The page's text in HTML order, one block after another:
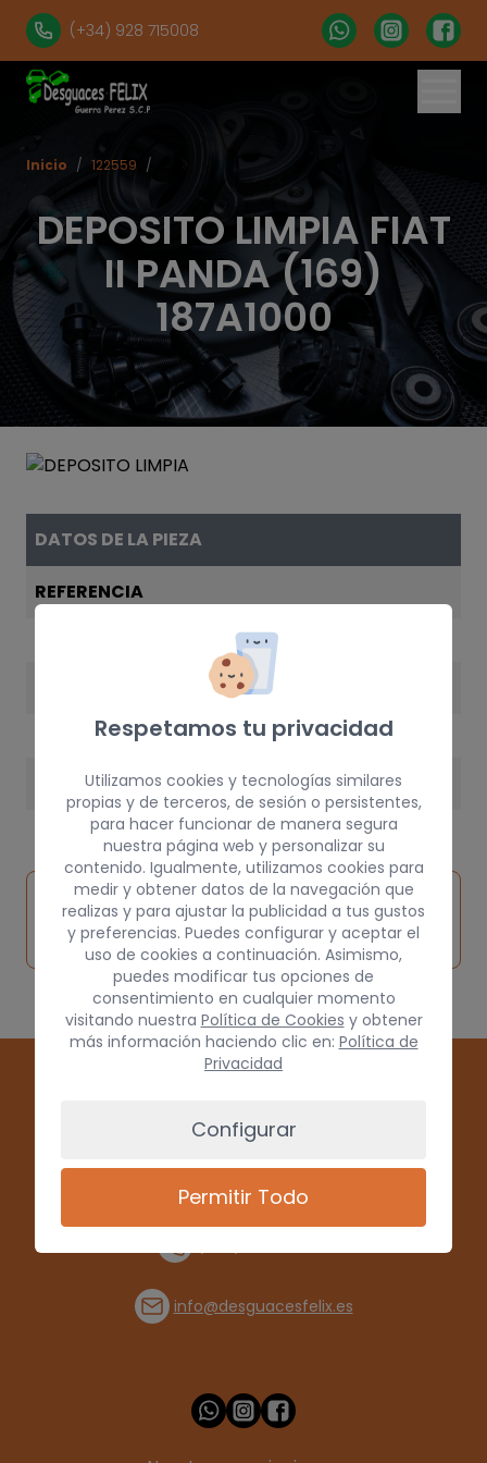
(+34) 928 715008
DEPOSITO LIMPIA FIAT
II PANDA (169)
187A1000
Inicio / 122559 /
DATOS DE LA PIEZA
REFERENCIA
Inspeccionar
vehículo de
origen
Solicitar
pieza
Consultar
por
info@desguacesfelix.es
Respetamos tu privacidad
Utilizamos cookies y tecnologías similares
propias y de terceros, de sesión o persistentes,
para hacer funcionar de manera segura
nuestra página web y personalizar su
contenido. Igualmente, utilizamos cookies para
medir y obtener datos de la navegación que
realizas y para ajustar la publicidad a tus gustos
y preferencias. Puedes configurar y aceptar el
uso de cookies a continuación. Asimismo,
puedes modificar tus opciones de
consentimiento en cualquier momento
visitando nuestra Política de Cookies y obtener
más información haciendo clic en: Política de
Privacidad
Configurar
Permitir Todo